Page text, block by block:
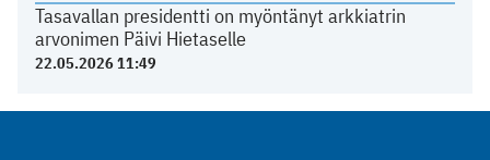
Tasavallan presidentti on myöntänyt arkkiatrin
arvonimen Päivi Hietaselle
22.05.2026 11:49